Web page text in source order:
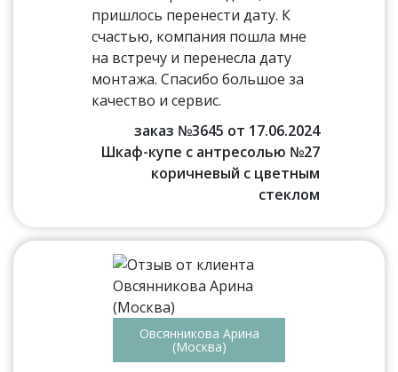
пришлось перенести дату. К
счастью, компания пошла мне
на встречу и перенесла дату
монтажа. Спасибо большое за
качество и сервис.
заказ №3645 от 17.06.2024
Шкаф-купе с антресолью №27
коричневый с цветным
стеклом
Овсянникова Арина
(Москва)